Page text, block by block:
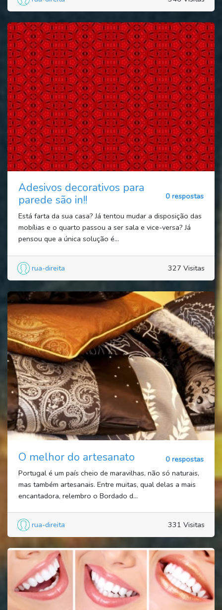
Adesivos decorativos para
parede são in!!
0 respostas
Está farta da sua casa? Já tentou mudar a disposição das
mobílias e o quarto passou a ser sala e vice-versa? Já
pensou que a única solução é...
rua-direita 327 Visitas
O melhor do artesanato
0 respostas
Portugal é um país cheio de maravilhas, não só naturais,
mas também artesanais. Entre muitas, qual delas a mais
encantadora, relembro o Bordado d...
rua-direita 331 Visitas